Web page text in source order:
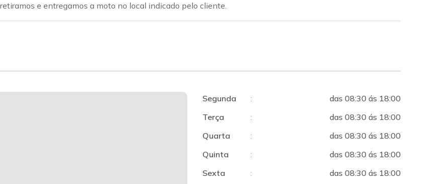
e entregamos a moto no local indicado pelo cliente.
Segunda :
das 08:30 ás 18:00
Terça
:
das 08:30 ás 18:00
Quarta
:
das 08:30 ás 18:00
Quinta
:
das 08:30 ás 18:00
Sexta
:
das 08:30 ás 18:00